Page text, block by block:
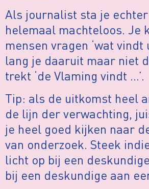
Als journalist sta je
helemaal machteloos. Je
mensen vragen ‘wat vindt
lang je daaruit maar niet
trekt ‘de Vlaming vindt …’.
Tip: als de uitkomst heel
de lijn der verwachting,
je heel goed kijken naar
van onderzoek. Steek
licht op bij een
bij een deskundige aan